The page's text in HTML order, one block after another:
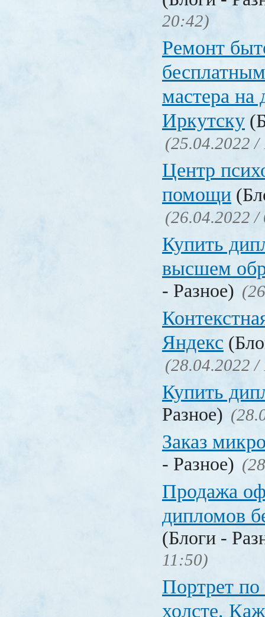
20:42)
Ремонт
мастера на
Иркутску
(25.04.2022 /
Центр
помощи
(26.04.2022 /
Купить
высшем
- Разное)
Яндекс
(28.04.2022 /
Купить
Разное)
Заказ
- Разное)
Продажа
дипломов
(Блоги -
11:50)
Портрет
холсте.